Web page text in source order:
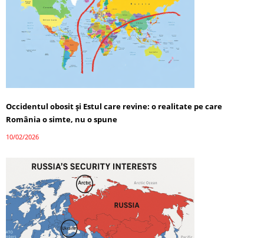
Occidentul obosit și Estul care revine: o realitate pe care
România o simte, nu o spune
10/02/2026